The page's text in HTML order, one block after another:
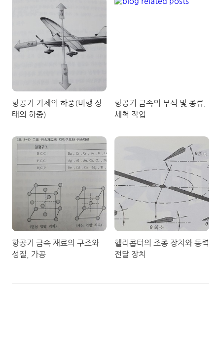
항공기 기체의 하중(비행 상
태의 하중)
항공기 금속의 부식 및 종류,
세척 작업
항공기 금속 재료의 구조와
성질, 가공
헬리콥터의 조종 장치와 동력
전달 장치